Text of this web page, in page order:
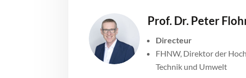
Prof. Dr. Peter
Directeur
FHNW, Direktor der
Technik und Umwelt